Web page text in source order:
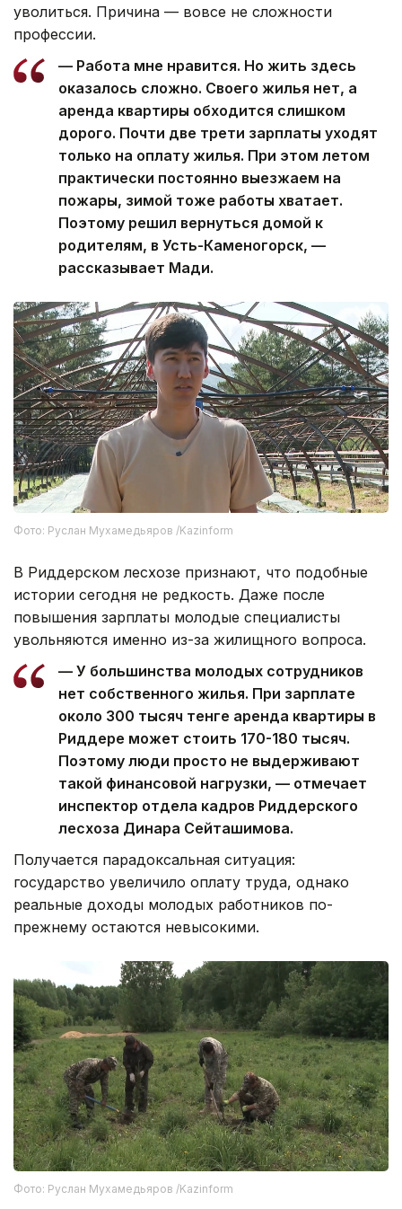
уволиться. Причина — вовсе не сложности
профессии.
— Работа мне нравится. Но жить здесь
оказалось сложно. Своего жилья нет, а
аренда квартиры обходится слишком
дорого. Почти две трети зарплаты уходят
только на оплату жилья. При этом летом
практически постоянно выезжаем на
пожары, зимой тоже работы хватает.
Поэтому решил вернуться домой к
родителям, в Усть-Каменогорск, —
рассказывает Мади.
Фото: Руслан Мухамедьяров /Kazinform
В Риддерском лесхозе признают, что подобные
истории сегодня не редкость. Даже после
повышения зарплаты молодые специалисты
увольняются именно из-за жилищного вопроса.
— У большинства молодых сотрудников
нет собственного жилья. При зарплате
около 300 тысяч тенге аренда квартиры в
Риддере может стоить 170-180 тысяч.
Поэтому люди просто не выдерживают
такой финансовой нагрузки, — отмечает
инспектор отдела кадров Риддерского
лесхоза Динара Сейташимова.
Получается парадоксальная ситуация:
государство увеличило оплату труда, однако
реальные доходы молодых работников по-
прежнему остаются невысокими.
Фото: Руслан Мухамедьяров /Kazinform